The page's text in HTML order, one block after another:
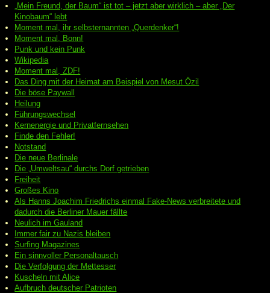
„Mein Freund, der Baum“ ist tot – jetzt aber wirklich – aber „Der
Kinobaum“ lebt
Moment mal, ihr selbsternannten „Querdenker“!
Moment mal, Bonn!
Punk und kein Punk
Wikipedia
Moment mal, ZDF!
Das Ding mit der Heimat am Beispiel von Mesut Özil
Die böse Paywall
Heilung
Führungswechsel
Kernenergie und Privatfernsehen
Finde den Fehler!
Notstand
Die neue Berlinale
Die „Umweltsau“ durchs Dorf getrieben
Freiheit
Großes Kino
Als Hanns Joachim Friedrichs einmal Fake-News verbreitete und
dadurch die Berliner Mauer fällte
Neulich im Gauland
Immer fair zu Nazis bleiben
Surfing Magazines
Ein sinnvoller Personaltausch
Die Verfolgung der Mettesser
Kuscheln mit Alice
Aufbruch deutscher Patrioten